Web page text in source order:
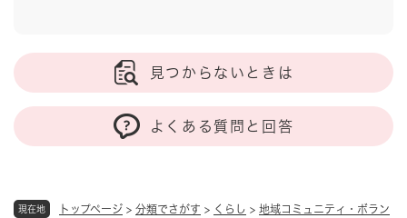
現在地 トップページ > 分類でさがす > くらし > 地域コミュニティ・ボラン
見つからないときは
よくある質問と回答